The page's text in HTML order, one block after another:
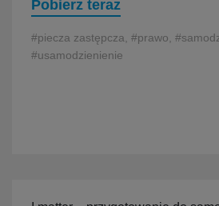
Pobierz teraz
#piecza zastępcza, #prawo,
#usamodzienienie